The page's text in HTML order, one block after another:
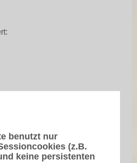
benutzt nur
(z.B.
keine persistenten
mit Eurostecker
F